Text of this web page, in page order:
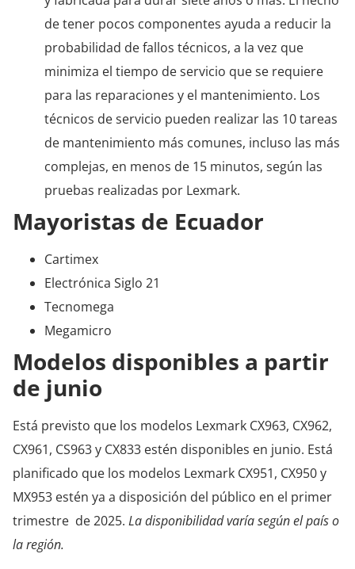
de tener pocos componentes ayuda a reducir la
probabilidad de fallos técnicos, a la vez que
minimiza el tiempo de servicio que se requiere
para las reparaciones y el mantenimiento. Los
técnicos de servicio pueden realizar las 10 tareas
de mantenimiento más comunes, incluso las más
complejas, en menos de 15 minutos, según las
pruebas realizadas por Lexmark.
Mayoristas de Ecuador
Cartimex
Electrónica Siglo 21
Tecnomega
Megamicro
Modelos disponibles a partir
de junio
Está previsto que los modelos Lexmark CX963, CX962,
CX961, CS963 y CX833 estén disponibles en junio. Está
planificado que los modelos Lexmark CX951, CX950 y
MX953 estén ya a disposición del público en el primer
trimestre de 2025. La disponibilidad varía según el país o
la región.